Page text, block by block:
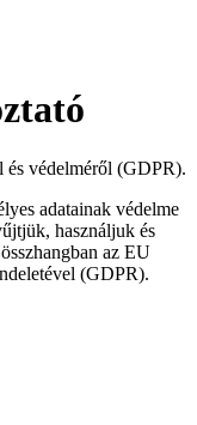
és védelméről (GDPR).
adatainak védelme
használjuk és
az EU
(GDPR).